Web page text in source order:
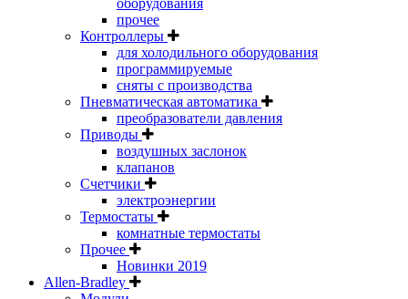
прочее
Контроллеры
для холодильного оборудования
программируемые
сняты с производства
Пневматическая автоматика
преобразователи давления
Приводы
воздушных заслонок
клапанов
Счетчики
электроэнергии
Термостаты
комнатные термостаты
Прочее
Новинки 2019
Allen-Bradley